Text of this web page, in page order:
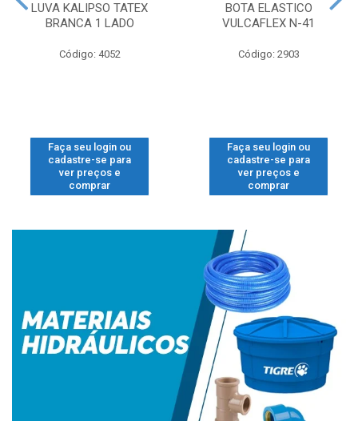
LUVA KALIPSO TATEX
BRANCA 1 LADO
Código: 4052
Faça seu login ou
cadastre-se para
ver preços e
comprar
BOTA ELASTICO
VULCAFLEX N-41
Código: 2903
Faça seu login ou
cadastre-se para
ver preços e
comprar